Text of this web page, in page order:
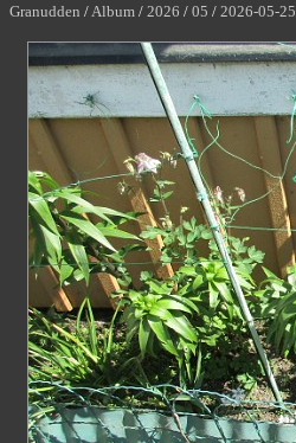
Granudden /Album / 2026 / 05 / 2026-05-25